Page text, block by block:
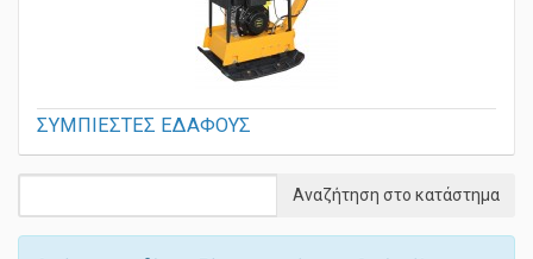
ΣΥΜΠΙΕΣΤΕΣ ΕΔΑΦΟΥΣ